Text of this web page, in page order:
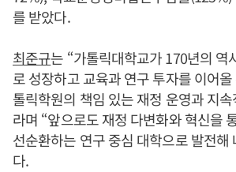
를 받았다.
최준규는 “가톨릭대학교가 170년의 역
로 성장하고 교육과 연구 투자를 이어
톨릭학원의 책임 있는 재정 운영과 지
라며 “앞으로도 재정 다변화와 혁신을
선순환하는 연구 중심 대학으로 발전해
다.